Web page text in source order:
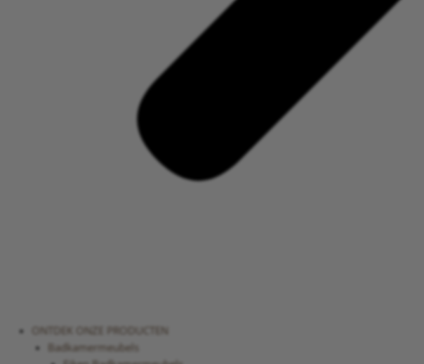
ONTDEK ONZE PRODUCTEN
Badkamermeubels